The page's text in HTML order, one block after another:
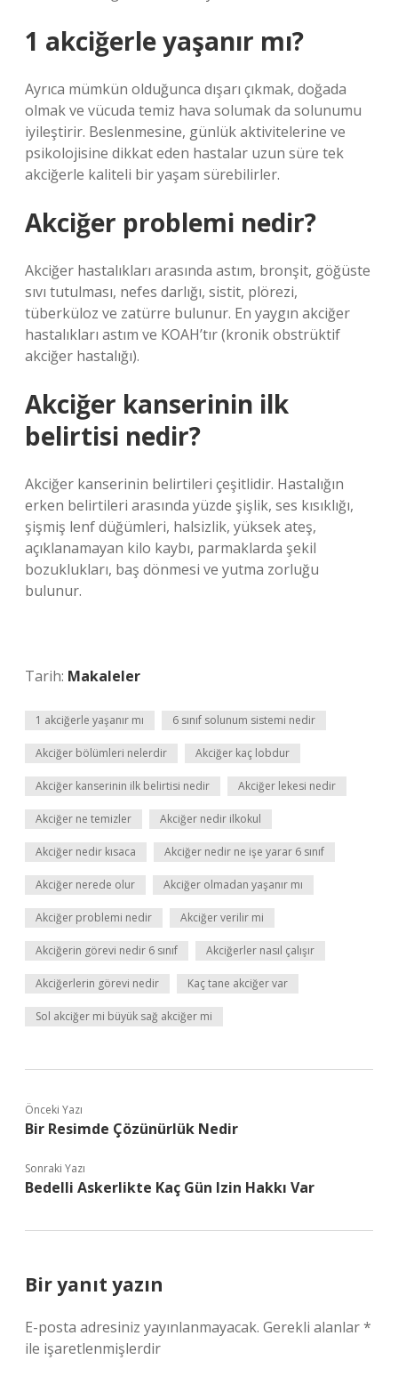
1 akciğerle yaşanır mı?
Ayrıca mümkün olduğunca dışarı çıkmak, doğada
olmak ve vücuda temiz hava solumak da solunumu
iyileştirir. Beslenmesine, günlük aktivitelerine ve
psikolojisine dikkat eden hastalar uzun süre tek
akciğerle kaliteli bir yaşam sürebilirler.
Akciğer problemi nedir?
Akciğer hastalıkları arasında astım, bronşit, göğüste
sıvı tutulması, nefes darlığı, sistit, plörezi,
tüberküloz ve zatürre bulunur. En yaygın akciğer
hastalıkları astım ve KOAH’tır (kronik obstrüktif
akciğer hastalığı).
Akciğer kanserinin ilk
belirtisi nedir?
Akciğer kanserinin belirtileri çeşitlidir. Hastalığın
erken belirtileri arasında yüzde şişlik, ses kısıklığı,
şişmiş lenf düğümleri, halsizlik, yüksek ateş,
açıklanamayan kilo kaybı, parmaklarda şekil
bozuklukları, baş dönmesi ve yutma zorluğu
bulunur.
Tarih: Makaleler
1 akciğerle yaşanır mı 6 sınıf solunum sistemi nedir
Akciğer bölümleri nelerdir Akciğer kaç lobdur
Akciğer kanserinin ilk belirtisi nedir Akciğer lekesi nedir
Akciğer ne temizler Akciğer nedir ilkokul
Akciğer nedir kısaca Akciğer nedir ne işe yarar 6 sınıf
Akciğer nerede olur Akciğer olmadan yaşanır mı
Akciğer problemi nedir Akciğer verilir mi
Akciğerin görevi nedir 6 sınıf Akciğerler nasıl çalışır
Akciğerlerin görevi nedir Kaç tane akciğer var
Sol akciğer mi büyük sağ akciğer mi
Önceki Yazı
Bir Resimde Çözünürlük Nedir
Sonraki Yazı
Bedelli Askerlikte Kaç Gün Izin Hakkı Var
Bir yanıt yazın
E-posta adresiniz yayınlanmayacak. Gerekli alanlar*
ile işaretlenmişlerdir